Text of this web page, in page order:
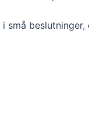
små